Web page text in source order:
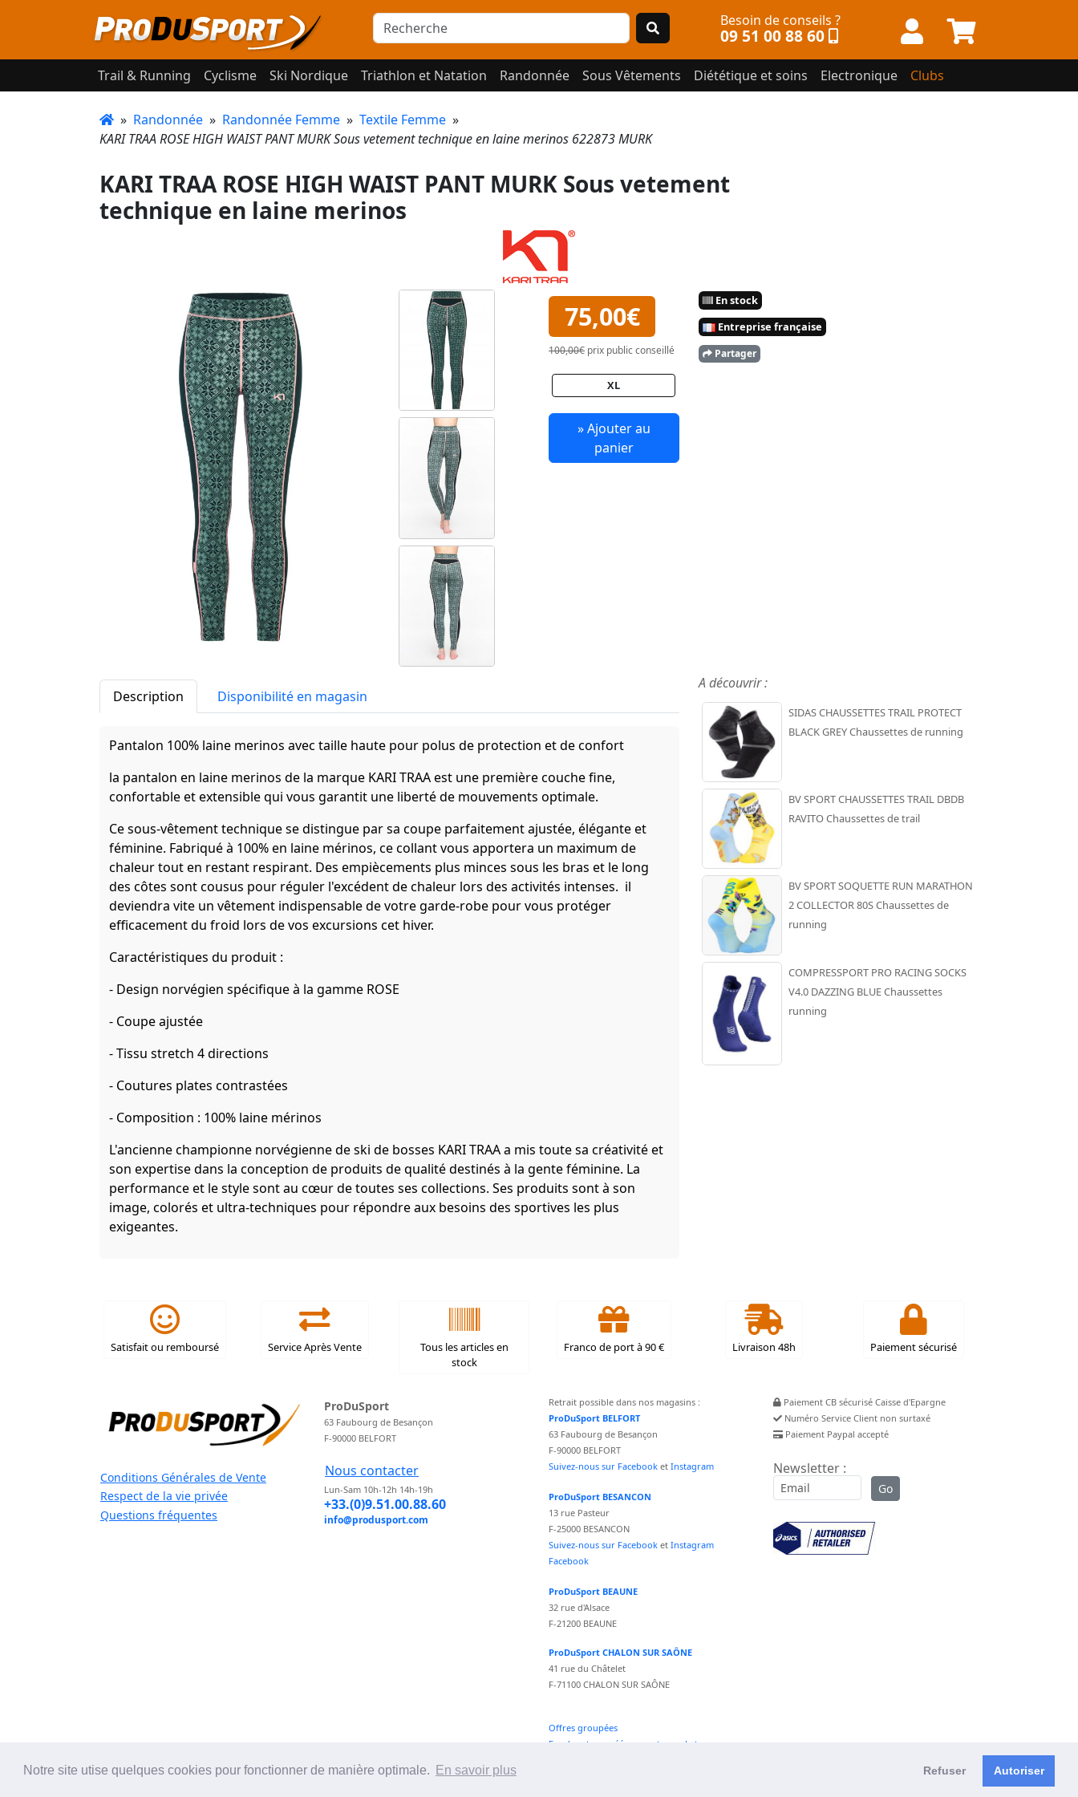
Notre site utise quelques cookies pour fonctionner de manière optimale. En savoir plus Refuser Autoriser
Besoin de conseils ?
09 51 00 88 60
Trail & Running Cyclisme Ski Nordique Triathlon et Natation Randonnée Sous Vêtements Diététique et soins Electronique Clubs
» Randonnée » Randonnée Femme » Textile Femme »
KARI TRAA ROSE HIGH WAIST PANT MURK Sous vetement technique en laine merinos 622873 MURK
KARI TRAA ROSE HIGH WAIST PANT MURK Sous vetement
technique en laine merinos
75,00€
100,00€ prix public conseillé
XL
» Ajouter au
panier
En stock
Entreprise française
Partager
Description Disponibilité en magasin
Pantalon 100% laine merinos avec taille haute pour polus de protection et de confort
la pantalon en laine merinos de la marque KARI TRAA est une première couche fine,
confortable et extensible qui vous garantit une liberté de mouvements optimale.
Ce sous-vêtement technique se distingue par sa coupe parfaitement ajustée, élégante et
féminine. Fabriqué à 100% en laine mérinos, ce collant vous apportera un maximum de
chaleur tout en restant respirant. Des empiècements plus minces sous les bras et le long
des côtes sont cousus pour réguler l'excédent de chaleur lors des activités intenses. il
deviendra vite un vêtement indispensable de votre garde-robe pour vous protéger
efficacement du froid lors de vos excursions cet hiver.
Caractéristiques du produit :
- Design norvégien spécifique à la gamme ROSE
- Coupe ajustée
- Tissu stretch 4 directions
- Coutures plates contrastées
- Composition : 100% laine mérinos
L'ancienne championne norvégienne de ski de bosses KARI TRAA a mis toute sa créativité et
son expertise dans la conception de produits de qualité destinés à la gente féminine. La
performance et le style sont au cœur de toutes ses collections. Ses produits sont à son
image, colorés et ultra-techniques pour répondre aux besoins des sportives les plus
exigeantes.
A découvrir :
SIDAS CHAUSSETTES TRAIL PROTECT
BLACK GREY Chaussettes de running
BV SPORT CHAUSSETTES TRAIL DBDB
RAVITO Chaussettes de trail
BV SPORT SOQUETTE RUN MARATHON
2 COLLECTOR 80S Chaussettes de
running
COMPRESSPORT PRO RACING SOCKS
V4.0 DAZZING BLUE Chaussettes
running
Satisfait ou remboursé Service Après Vente
Tous les articles en
stock
Franco de port à 90 € Livraison 48h Paiement sécurisé
Conditions Générales de Vente
Respect de la vie privée
Questions fréquentes
ProDuSport
63 Faubourg de Besançon
F-90000 BELFORT
Nous contacter
Lun-Sam 10h-12h 14h-19h
+33.(0)9.51.00.88.60
info@produsport.com
Retrait possible dans nos magasins :
ProDuSport BELFORT
63 Faubourg de Besançon
F-90000 BELFORT
Suivez-nous sur Facebook et Instagram
ProDuSport BESANCON
13 rue Pasteur
F-25000 BESANCON
Suivez-nous sur Facebook et Instagram
Facebook
ProDuSport BEAUNE
32 rue d'Alsace
F-21200 BEAUNE
ProDuSport CHALON SUR SAÔNE
41 rue du Châtelet
F-71100 CHALON SUR SAÔNE
Offres groupées
Fond vecteur créé par vectorpocket -
Paiement CB sécurisé Caisse d'Epargne
Numéro Service Client non surtaxé
Paiement Paypal accepté
Newsletter :